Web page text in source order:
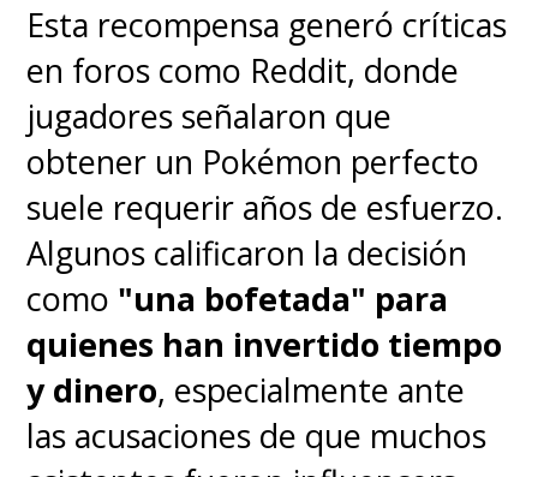
Esta recompensa generó críticas
en foros como Reddit, donde
jugadores señalaron que
obtener un Pokémon perfecto
suele requerir años de esfuerzo.
Algunos calificaron la decisión
como "una bofetada" para
quienes han invertido tiempo
y dinero, especialmente ante
las acusaciones de que muchos